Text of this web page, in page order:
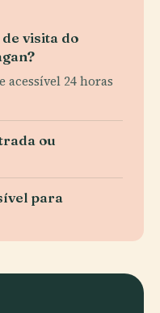
visita do
24 horas
ou
para